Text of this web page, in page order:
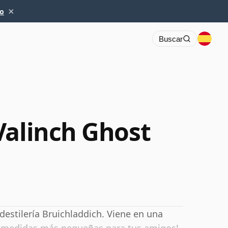
×
Buscar
Ghost
Bruichladdich. Viene en una